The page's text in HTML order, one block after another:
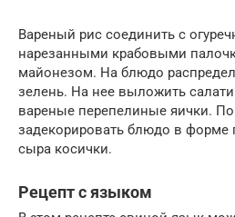
Вареный рис соединить с
нарезанными крабовыми
майонезом. На блюдо
зелень. На нее выложить
вареные перепелиные яички.
задекорировать блюдо в
сыра косички.
Рецепт с языком